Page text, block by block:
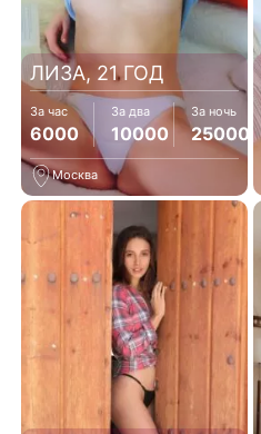
ЛИЗА, 21 ГОД
За час
6000
За два
10000
За ночь
25000
Москва